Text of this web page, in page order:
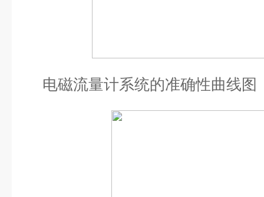
电磁流量计系统的准确性曲线图